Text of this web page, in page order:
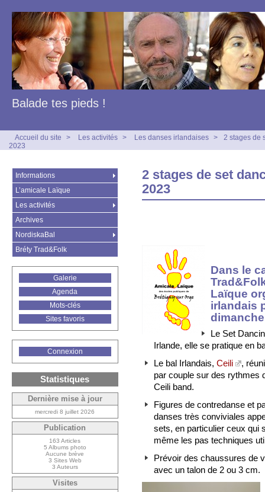
Balade tes pieds !
Accueil du site > Les activités > Les danses irlandaises >
2 stages de
2023
2 stages de set
2023
Dans le
Laïque
irlandais
Le Set
Irlande, elle se pratique en
Le bal Irlandais, Ceili
,
par couple sur des rythmes
Ceili band.
Figures de contredanse et
danses très conviviales
sets, en particulier ceux qui
même les pas techniques
Prévoir des chaussures de
avec un talon de 2 ou 3 cm.
Informations
L’amicale Laïque
Les activités
Archives
NordiskaBal
Bréty Trad&Folk
Galerie
Agenda
Mots-clés
Sites favoris
Connexion
Statistiques
Dernière mise à jour
mercredi 8 juillet 2026
Publication
163 Articles
5 Albums photo
Aucune brève
3 Sites Web
3 Auteurs
Visites